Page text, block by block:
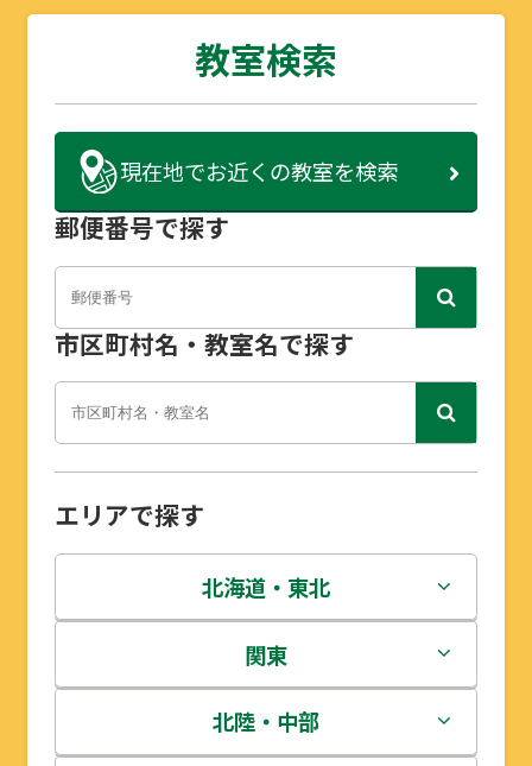
教室検索
現在地でお近くの教室を検索
郵便番号で探す
市区町村名・教室名で探す
エリアで探す
北海道・東北
北海道
青森県
関東
茨城県
北陸・中部